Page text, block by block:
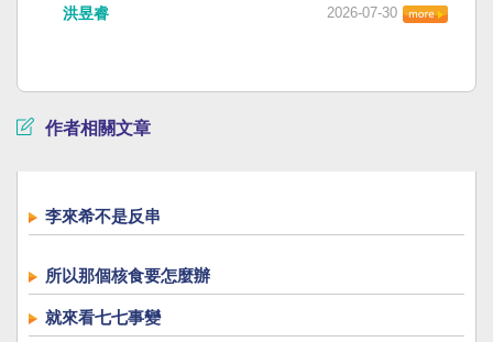
洪昱睿 2026-07-30
作者相關文章
李來希不是反串
所以那個核食要怎麼辦
就來看七七事變